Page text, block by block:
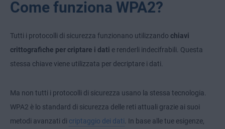
Come funziona WPA2?
Tutti i protocolli di sicurezza funzionano utilizzando chiavi
crittografiche per criptare i dati e renderli indecifrabili. Questa
stessa chiave viene utilizzata per decriptare i dati.
Ma non tutti i protocolli di sicurezza usano la stessa tecnologia.
WPA2 è lo standard di sicurezza delle reti attuali grazie ai suoi
metodi avanzati di criptaggio dei dati. In base alle tue esigenze,